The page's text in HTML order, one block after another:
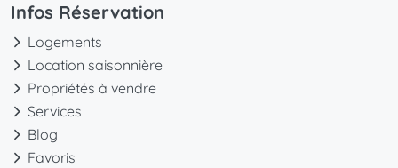
Infos Réservation
Logements
Location saisonnière
Propriétés à vendre
Services
Blog
Favoris